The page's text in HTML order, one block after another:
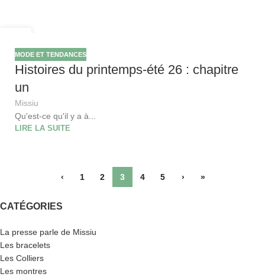
FÉV
MODE ET TENDANCES
Histoires du printemps-été 26 : chapitre
un
Missiu
Qu'est-ce qu'il y a à...
LIRE LA SUITE
‹ 1 2 3 4 5 › »
CATÉGORIES
La presse parle de Missiu
Les bracelets
Les Colliers
Les montres